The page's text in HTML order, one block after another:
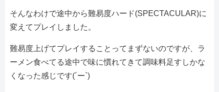
そんなわけで途中から難易度ハード(SPECTACULAR)に
変えてプレイしました。
難易度上げてプレイすることってまずないのですが、ラ
ーメン食べてる途中で味に慣れてきて調味料足すしかな
くなった感じです(´ー`)